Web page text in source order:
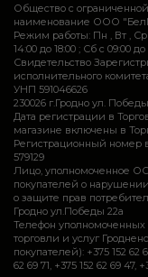
Общество с
наименование ООО
Режим работы: Пн , Вт , Ср ,
14:00 до 18:00 ; Сб c 09:00 до
Свидетельство
исполнительного
УНП 591046626
230026 г.Гродно ул.
Дата регистрации в
магазине включены в
Регистрационный номер
579129
Лицо, уполномоченное
покупателей о
о защите прав
Гродно ул.Победы 22а
Телефон
торговли и услуг
покупателей): +375 152 62
62 69 71, +375 152 62 69 47,